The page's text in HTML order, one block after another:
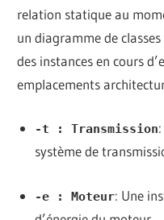
relation statique au
un diagramme de
des instances en cours
emplacements
-t : Transmission
système de
-e : Moteur: Une